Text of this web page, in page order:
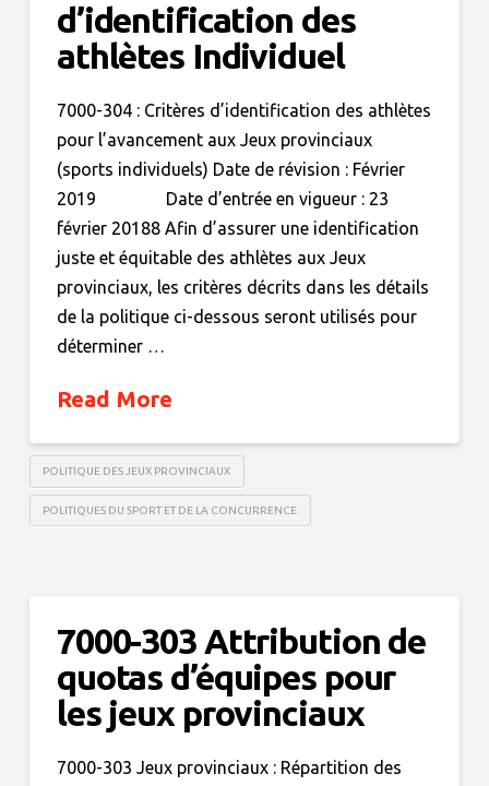
d’identification des
athlètes Individuel
7000-304 : Critères d’identification des athlètes
pour l’avancement aux Jeux provinciaux
(sports individuels) Date de révision : Février
2019 Date d’entrée en vigueur : 23
février 20188 Afin d’assurer une identification
juste et équitable des athlètes aux Jeux
provinciaux, les critères décrits dans les détails
de la politique ci-dessous seront utilisés pour
déterminer …
Read More
POLITIQUE DES JEUX PROVINCIAUX
POLITIQUES DU SPORT ET DE LA CONCURRENCE
7000-303 Attribution de
quotas d’équipes pour
les jeux provinciaux
7000-303 Jeux provinciaux : Répartition des